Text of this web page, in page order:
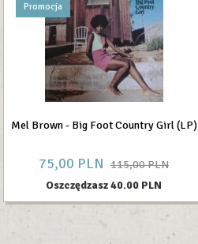
Promocja
Mel Brown - Big Foot Country Girl (LP)
75,00 PLN 115,00 PLN
Oszczędzasz 40.00 PLN